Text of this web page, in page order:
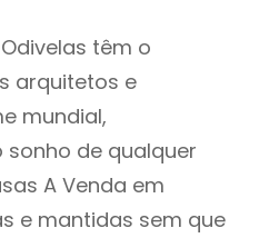
têm o
arquitetos e
mundial,
de qualquer
A Venda em
e mantidas sem que